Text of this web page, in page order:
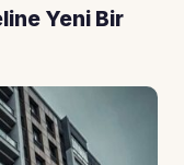
Yeni Bir